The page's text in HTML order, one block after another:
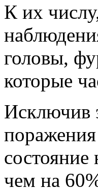
К их
головы,
которые
Исключив
состояние
чем на